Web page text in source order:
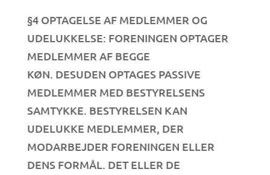
§4 OPTAGELSE AF MEDLEMMER OG
UDELUKKELSE: FORENINGEN OPTAGER
MEDLEMMER AF BEGGE
KØN. DESUDEN OPTAGES PASSIVE
MEDLEMMER MED BESTYRELSENS
SAMTYKKE. BESTYRELSEN KAN
UDELUKKE MEDLEMMER, DER
MODARBEJDER FORENINGEN ELLER
DENS FORMÅL. DET ELLER DE